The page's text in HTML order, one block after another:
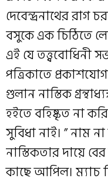
দেবেন্দ্রনাথের রাগ
বসুকে এক চিঠিতে
এই যে তত্ত্ববোধিনী
পত্রিকাতে
গুলান নাস্তিক
হইতে বহিষ্কৃত না
সুবিধা নাই। ” নাম
নাস্তিকতার দায়ে
কাছে আপিল। ম্যাচ